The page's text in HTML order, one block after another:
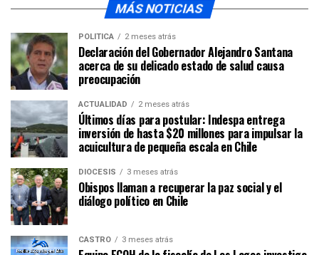
MÁS NOTICIAS
POLÍTICA 2 meses atrás
Declaración del Gobernador Alejandro Santana
acerca de su delicado estado de salud causa
preocupación
ACTUALIDAD 2 meses atrás
Últimos días para postular: Indespa entrega
inversión de hasta $20 millones para impulsar la
acuicultura de pequeña escala en Chile
DIÓCESIS 3 meses atrás
Obispos llaman a recuperar la paz social y el
diálogo político en Chile
CASTRO 3 meses atrás